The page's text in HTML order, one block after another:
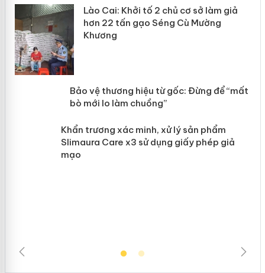
Lào Cai: Khởi tố 2 chủ cơ sở làm giả
hơn 22 tấn gạo Séng Cù Mường
Khương
Bảo vệ thương hiệu từ gốc: Đừng để
“mất bò mới lo làm chuồng”